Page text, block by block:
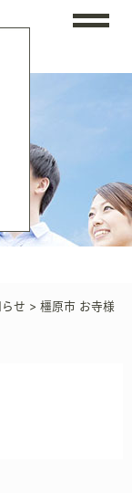
せ > 橿原市 お寺様